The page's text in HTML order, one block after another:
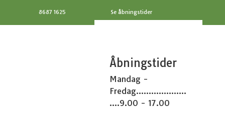
8687 1625 Se åbningstider
Åbningstider
Mandag -
Fredag....................
....9.00 - 17.00